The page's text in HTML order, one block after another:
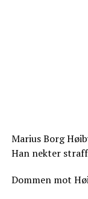
Marius Borg
Han nekter
Dommen mot